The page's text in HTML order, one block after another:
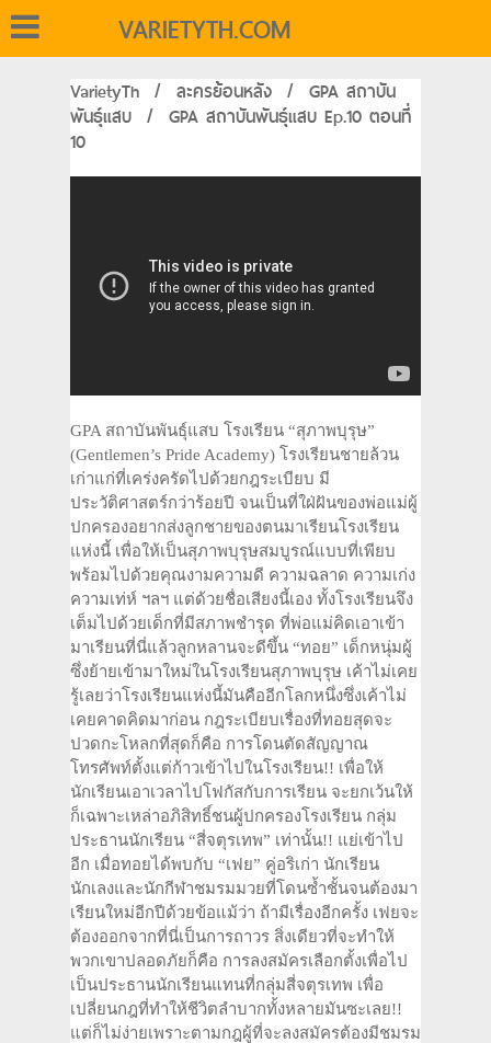
VARIETYTH.COM
VarietyTh / ละครย้อนหลัง / GPA สถาบัน
พันธุ์แสบ / GPA สถาบันพันธุ์แสบ Ep.10 ตอนที่
10
GPA สถาบันพันธุ์แสบ โรงเรียน “สุภาพบุรุษ”
(Gentlemen’s Pride Academy) โรงเรียนชายล้วน
เก่าแก่ที่เคร่งครัดไปด้วยกฎระเบียบ มี
ประวัติศาสตร์กว่าร้อยปี จนเป็นที่ใฝ่ฝันของพ่อแม่ผู้
ปกครองอยากส่งลูกชายของตนมาเรียนโรงเรียน
แห่งนี้ เพื่อให้เป็นสุภาพบุรุษสมบูรณ์แบบที่เพียบ
พร้อมไปด้วยคุณงามความดี ความฉลาด ความเก่ง
ความเท่ห์ ฯลฯ แต่ด้วยชื่อเสียงนี้เอง ทั้งโรงเรียนจึง
เต็มไปด้วยเด็กที่มีสภาพชำรุด ที่พ่อแม่คิดเอาเข้า
มาเรียนที่นี่แล้วลูกหลานจะดีขึ้น “ทอย” เด็กหนุ่มผู้
ซึ่งย้ายเข้ามาใหม่ในโรงเรียนสุภาพบุรุษ เค้าไม่เคย
รู้เลยว่าโรงเรียนแห่งนี้มันคืออีกโลกหนึ่งซึ่งเค้าไม่
เคยคาดคิดมาก่อน กฎระเบียบเรื่องที่ทอยสุดจะ
ปวดกะโหลกที่สุดก็คือ การโดนตัดสัญญาณ
โทรศัพท์ตั้งแต่ก้าวเข้าไปในโรงเรียน!! เพื่อให้
นักเรียนเอาเวลาไปโฟกัสกับการเรียน จะยกเว้นให้
ก็เฉพาะเหล่าอภิสิทธิ์ชนผู้ปกครองโรงเรียน กลุ่ม
ประธานนักเรียน “สี่จตุรเทพ” เท่านั้น!! แย่เข้าไป
อีก เมื่อทอยได้พบกับ “เฟย” คู่อริเก่า นักเรียน
นักเลงและนักกีฬาชมรมมวยที่โดนซ้ำชั้นจนต้องมา
เรียนใหม่อีกปีด้วยข้อแม้ว่า ถ้ามีเรื่องอีกครั้ง เฟยจะ
ต้องออกจากที่นี่เป็นการถาวร สิ่งเดียวที่จะทำให้
พวกเขาปลอดภัยก็คือ การลงสมัครเลือกตั้งเพื่อไป
เป็นประธานนักเรียนแทนที่กลุ่มสี่จตุรเทพ เพื่อ
เปลี่ยนกฎที่ทำให้ชีวิตลำบากทั้งหลายมันซะเลย!!
แต่ก็ไม่ง่ายเพราะตามกฎผู้ที่จะลงสมัครต้องมีชมรม